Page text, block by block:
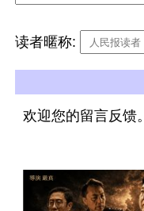
读者暱称:
欢迎您的留言反馈。